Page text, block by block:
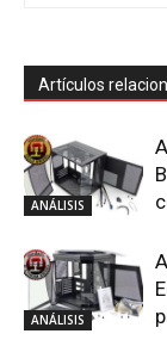
Artículos
ANÁLISIS
ANÁLISIS